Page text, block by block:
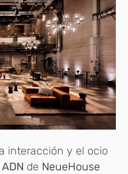
interacción y el ocio
ADN de NeueHouse